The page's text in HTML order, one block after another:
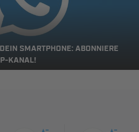
SMARTPHONE: ABONNIERE
KANAL!